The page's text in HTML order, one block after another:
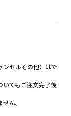
セルその他）はで
てもご注文完了後
ん。